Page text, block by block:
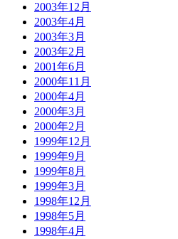
2003年12月
2003年4月
2003年3月
2003年2月
2001年6月
2000年11月
2000年4月
2000年3月
2000年2月
1999年12月
1999年9月
1999年8月
1999年3月
1998年12月
1998年5月
1998年4月